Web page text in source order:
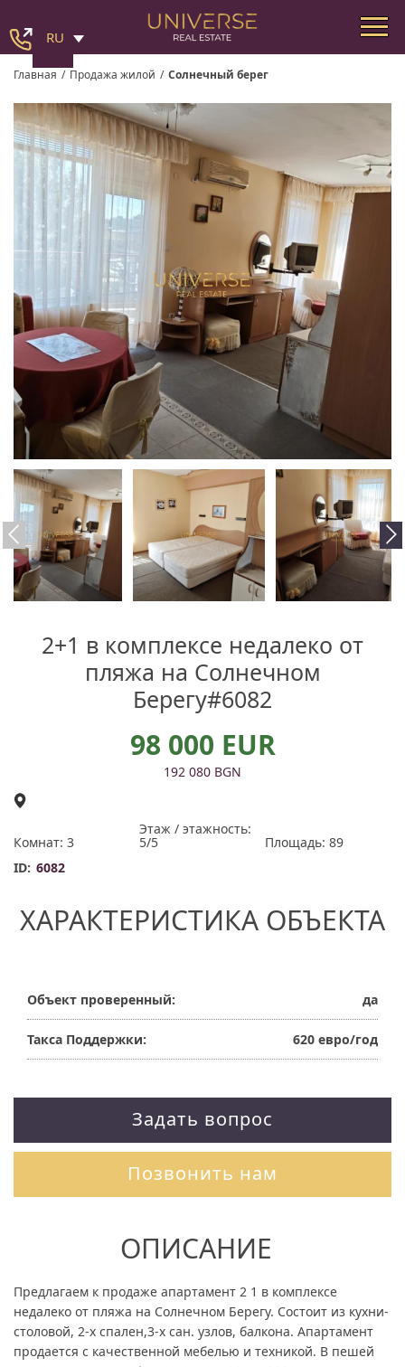
RU
Главная / Продажа жилой / Солнечный берег
2+1 в комплексе недалеко от
пляжа на Солнечном
Берегу#6082
98 000 EUR
192 080 BGN
Комнат: 3
Этаж / этажность:
5/5
Площадь: 89
ID: 6082
ХАРАКТЕРИСТИКА ОБЪЕКТА
Объект проверенный: да
Такса Поддержки: 620 евро/год
Задать вопрос
Позвонить нам
ОПИСАНИЕ
Предлагаем к продаже апартамент 2 1 в комплексе
недалеко от пляжа на Солнечном Берегу. Состоит из кухни-
столовой, 2-х спален,3-х сан. узлов, балкона. Апартамент
продается с качественной мебелью и техникой. В пешей